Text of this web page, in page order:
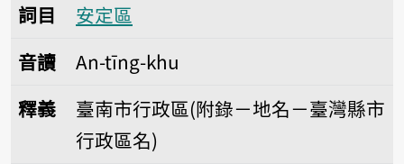
詞目
安定區
音讀
An-tīng-khu
釋義
臺南市行政區(附錄－地名－臺灣縣市
行政區名)